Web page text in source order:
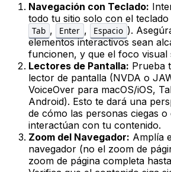
Navegación con Teclado:
todo tu sitio solo con el teclado
Tab , Enter , Espacio ).
elementos interactivos sean
funcionen, y que el foco visual
Lectores de Pantalla: Prueba
lector de pantalla (NVDA o
VoiceOver para macOS/iOS,
Android). Esto te dará una
de cómo las personas ciegas
interactúan con tu contenido.
Zoom del Navegador: Amplía
navegador (no el zoom de
zoom de página completa